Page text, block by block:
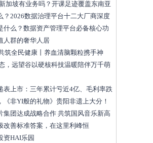
加坡有业务吗？开课足迹覆盖东南亚
？2026数据治理平台十二大厂商深度
什么？数据资产管理平台必备核心功
人群的奢华人居
筑全民健康丨养血清脑颗粒携手神
，远望谷以硬核科技温暖陪伴万千萌
表上市：三年累计亏近4亿、毛利率跌
《非YI般的礼物》贵阳非遗上大分！
集团达成战略合作 共筑国风音乐新高
改善标准答案，在这里利峰恒
资HAI乐园